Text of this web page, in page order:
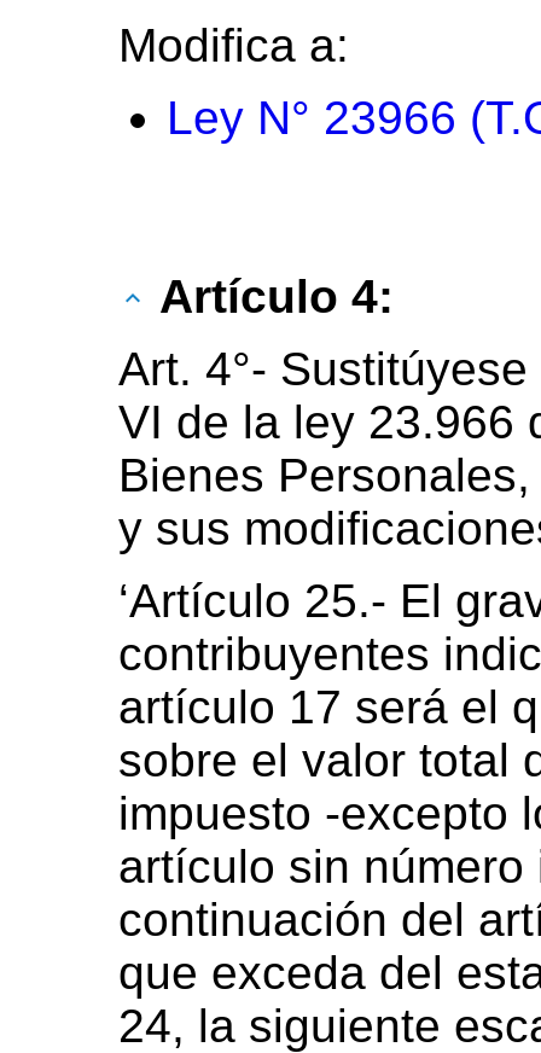
Modifica a:
Ley N° 23966
Artículo 4:
Art. 4°-
VI de la ley 23.966
Bienes
y sus
‘Artículo 25.- El
contribuyentes
artículo 17 será el
sobre el valor total
impuesto -excepto
artículo sin número
continuación del
que exceda del
24, la siguiente